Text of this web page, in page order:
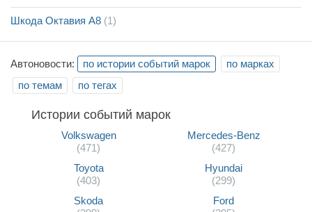
Шкода Октавия А8 (1)
Автоновости: по истории событий марок
по марках
по темам
по тегах
Истории событий марок
Volkswagen
(471)
Mercedes-Benz
(427)
Toyota
(403)
Hyundai
(299)
Skoda
Ford